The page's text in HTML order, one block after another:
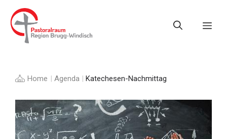
zum
Inhalt
Home | Agenda | Katechesen-Nachmittag